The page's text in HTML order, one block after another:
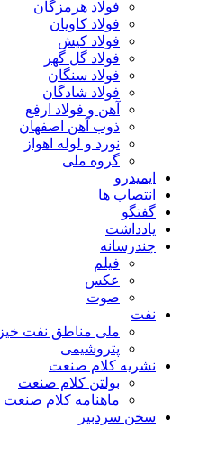
فولاد هرمزگان
فولاد کاویان
فولاد کیش
فولاد گل گهر
فولاد سنگان
فولاد شادگان
آهن و فولاد ارفع
ذوب آهن اصفهان
نورد و لوله اهواز
گروه ملی
ایمیدرو
انتصاب ها
گفتگو
یادداشت
چندرسانه
فیلم
عکس
صوت
نفت
ملی مناطق نفت خیز
پتروشیمی
نشریه کلام صنعت
بولتن کلام صنعت
ماهنامه کلام صنعت
سخن سردبیر